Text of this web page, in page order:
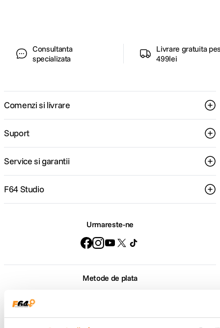
Consultanta
specializata
Livrare gratuita
499lei
Comenzi si livrare
Suport
Service si garantii
F64 Studio
Urmareste-ne
Metode de plata
Comenzi si suport